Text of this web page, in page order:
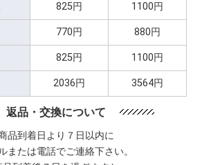
825円 1100円
770円 880円
825円 1100円
2036円 3564円
返品・交換について
品到着日より７日以内に
または電話でご連絡下さい。